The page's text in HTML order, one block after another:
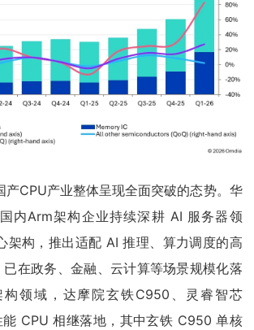
产CPU产业整体呈现全面突破的态势。华
内Arm架构企业持续深耕 AI 服务器领
架构，推出适配 AI 推理、算力调度的高
在政务、金融、云计算等场景规模化落
构领域，达摩院玄铁C950、灵睿智芯
能 CPU 相继落地，其中玄铁 C950 单核